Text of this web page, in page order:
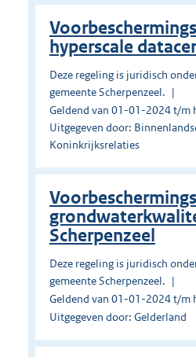
hyperscale
Deze regeling is juridisch
gemeente Scherpenzeel.
Geldend van 01-01-2024 t/m
Uitgegeven door:
Koninkrijksrelaties
Scherpenzeel
Deze regeling is juridisch
gemeente Scherpenzeel.
Geldend van 01-01-2024 t/m
Uitgegeven door: Gelderland